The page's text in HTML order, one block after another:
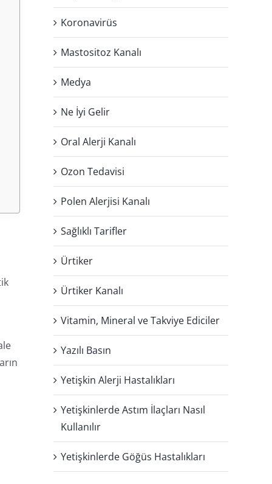
Koronavirüs
Mastositoz Kanalı
Medya
Ne İyi Gelir
Oral Alerji Kanalı
Ozon Tedavisi
Polen Alerjisi Kanalı
Sağlıklı Tarifler
Ürtiker
Ürtiker Kanalı
Vitamin, Mineral ve Takviye Ediciler
Yazılı Basın
Yetişkin Alerji Hastalıkları
Yetişkinlerde Astım İlaçları Nasıl
Kullanılır
Yetişkinlerde Göğüs Hastalıkları